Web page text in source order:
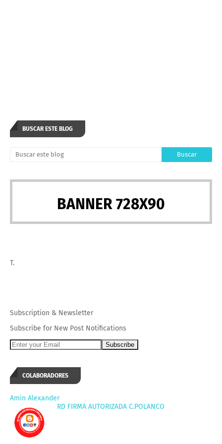
BUSCAR ESTE BLOG
BANNER 728X90
T.
Subscription & Newsletter
Subscribe for New Post Notifications
COLABORADORES
Amin Alexander
RD FIRMA AUTORIZADA C.POLANCO